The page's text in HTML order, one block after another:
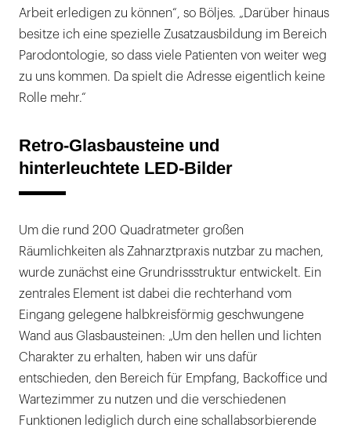
Arbeit erledigen zu können“, so Böljes. „Darüber hinaus
besitze ich eine spezielle Zusatzausbildung im Bereich
Parodontologie, so dass viele Patienten von weiter weg
zu uns kommen. Da spielt die Adresse eigentlich keine
Rolle mehr.“
Retro-Glasbausteine und
hinterleuchtete LED-Bilder
Um die rund 200 Quadratmeter großen
Räumlichkeiten als Zahnarztpraxis nutzbar zu machen,
wurde zunächst eine Grundrissstruktur entwickelt. Ein
zentrales Element ist dabei die rechterhand vom
Eingang gelegene halbkreisförmig geschwungene
Wand aus Glasbausteinen: „Um den hellen und lichten
Charakter zu erhalten, haben wir uns dafür
entschieden, den Bereich für Empfang, Backoffice und
Wartezimmer zu nutzen und die verschiedenen
Funktionen lediglich durch eine schallabsorbierende